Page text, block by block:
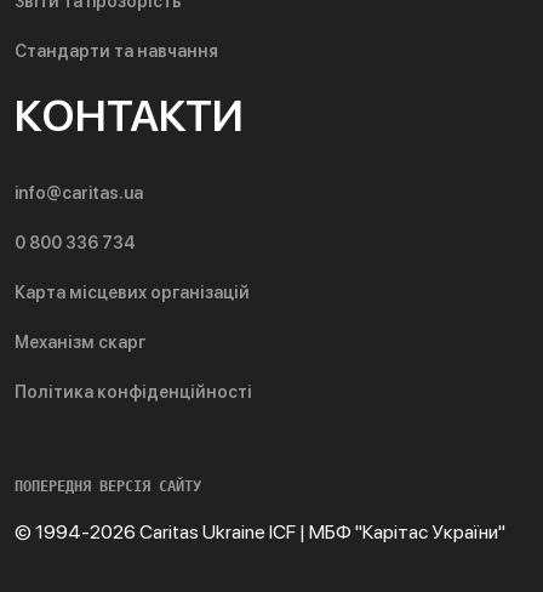
Стандарти та навчання
КОНТАКТИ
info@caritas.ua
0 800 336 734
Карта місцевих організацій
Механізм скарг
Політика конфіденційності
ПОПЕРЕДНЯ ВЕРСІЯ САЙТУ
© 1994-2026 Caritas Ukraine ICF | МБФ "Карітас України"